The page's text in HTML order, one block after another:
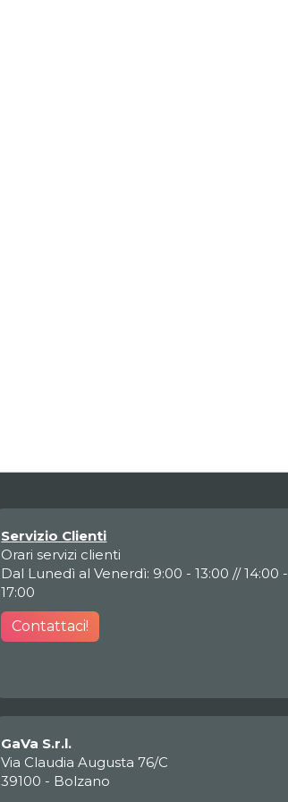
Servizio Clienti
Orari servizi clienti
Dal Lunedì al Venerdì: 9:00 - 13:00 // 14:00 -
17:00
Contattaci!
GaVa S.r.l.
Via Claudia Augusta 76/C
39100 - Bolzano